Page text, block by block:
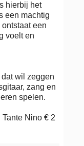
hierbij het
een machtig
een
voelt en
wil zeggen
zang en
spelen.
Nino € 2